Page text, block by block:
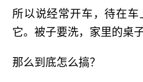
所以说经常开车，待在
它。被子要洗，家里的桌
那么到底怎么搞？